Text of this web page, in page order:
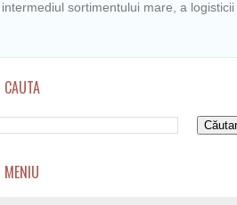
sortimentului mare, a logisticii
CAUTA
MENIU